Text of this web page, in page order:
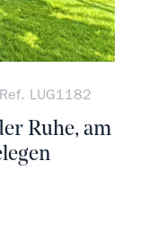
LUG1182
Ruhe, am